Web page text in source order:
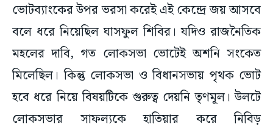
ভোটব্যাংকের উপর ভরসা করেই এই কেন্দ্রে জয় আসবে
বলে ধরে নিয়েছিল ঘাসফুল শিবির। যদিও রাজনৈতিক
মহলের দাবি, গত লোকসভা ভোটেই অশনি সংকেত
মিলেছিল। কিন্তু লোকসভা ও বিধানসভায় পৃথক ভোট
হবে ধরে নিয়ে বিষয়টিকে গুরুত্ব দেয়নি তৃণমূল। উলটে
লোকসভার সাফল্যকে হাতিয়ার করে নিবিড়